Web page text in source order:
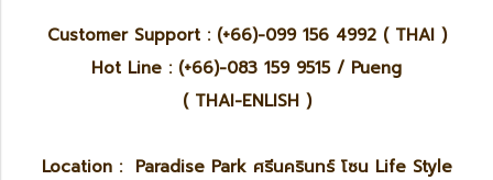
Customer Support : (+66)-099 156 4992 ( THAI )
Hot Line : (+66)-083 159 9515 / Pueng
( THAI-ENLISH )
Location : Paradise Park ศรีนครินทร์ โซน Life Style